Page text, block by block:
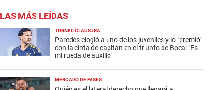
LAS MÁS LEÍDAS
TORNEO CLAUSURA
Paredes elogió a uno de los juveniles y lo "premió"
con la cinta de capitán en el triunfo de Boca: "Es
mi rueda de auxilio"
MERCADO DE PASES